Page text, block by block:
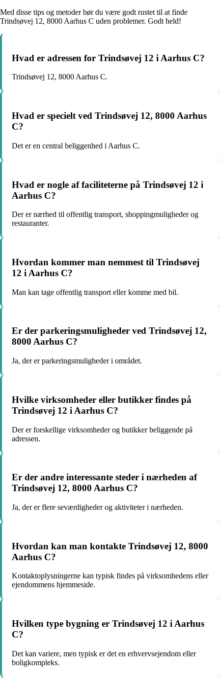
Med disse tips og metoder bør du være godt rustet til at finde
Trindsøvej 12, 8000 Aarhus C uden problemer. Godt held!
Hvad er adressen for Trindsøvej 12 i Aarhus C?
Trindsøvej 12, 8000 Aarhus C.
Hvad er specielt ved Trindsøvej 12, 8000 Aarhus
C?
Det er en central beliggenhed i Aarhus C.
Hvad er nogle af faciliteterne på Trindsøvej 12 i
Aarhus C?
Der er nærhed til offentlig transport, shoppingmuligheder og
restauranter.
Hvordan kommer man nemmest til Trindsøvej
12 i Aarhus C?
Man kan tage offentlig transport eller komme med bil.
Er der parkeringsmuligheder ved Trindsøvej 12,
8000 Aarhus C?
Ja, der er parkeringsmuligheder i området.
Hvilke virksomheder eller butikker findes på
Trindsøvej 12 i Aarhus C?
Der er forskellige virksomheder og butikker beliggende på
adressen.
Er der andre interessante steder i nærheden af
Trindsøvej 12, 8000 Aarhus C?
Ja, der er flere seværdigheder og aktiviteter i nærheden.
Hvordan kan man kontakte Trindsøvej 12, 8000
Aarhus C?
Kontaktoplysningerne kan typisk findes på virksomhedens eller
ejendommens hjemmeside.
Hvilken type bygning er Trindsøvej 12 i Aarhus
C?
Det kan variere, men typisk er det en erhvervsejendom eller
boligkompleks.